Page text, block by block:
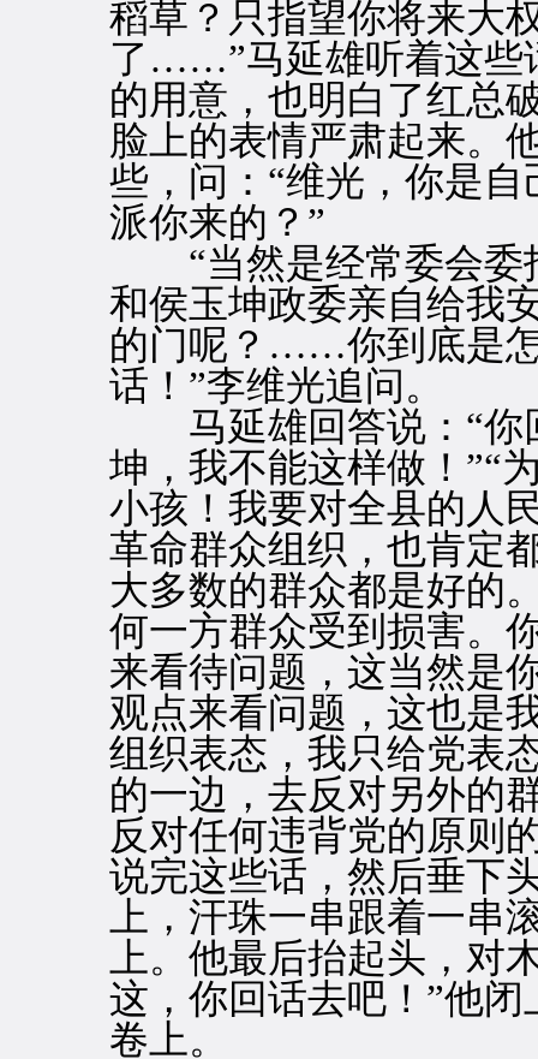
稻草？只指望你将来大
了……”马延雄听着这些
的用意，也明白了红总
脸上的表情严肃起来。
些，问：“维光，你是
派你来的？”
“当然是经常委会委
和侯玉坤政委亲自给我
的门呢？……你到底是
话！”李维光追问。
马延雄回答说：“你
坤，我不能这样做！”“
小孩！我要对全县的人
革命群众组织，也肯定
大多数的群众都是好的
何一方群众受到损害。
来看待问题，这当然是
观点来看问题，这也是
组织表态，我只给党表
的一边，去反对另外的
反对任何违背党的原则
说完这些话，然后垂下
上，汗珠一串跟着一串
上。他最后抬起头，对
这，你回话去吧！”他
卷上。